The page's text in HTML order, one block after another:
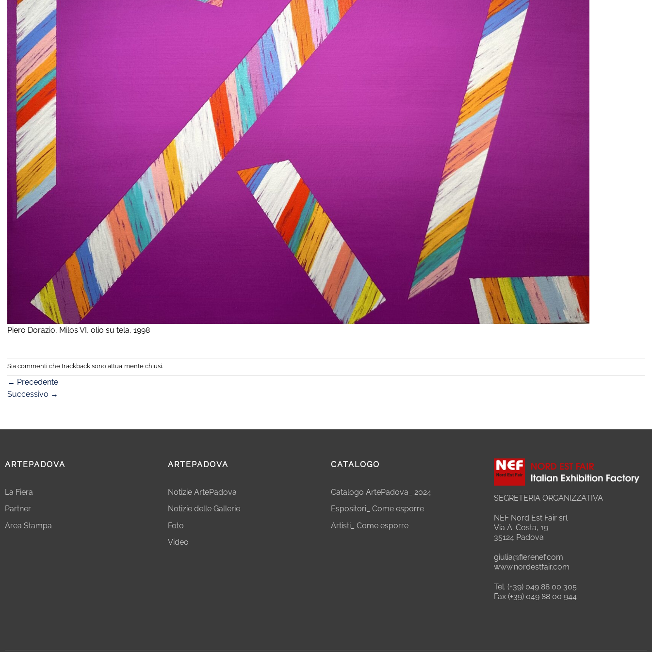
Piero Dorazio, Milos VI, olio su tela, 1998
Sia commenti che trackback sono attualmente chiusi.
← Precedente
Successivo →
ARTEPADOVA
La Fiera
Partner
Area Stampa
ARTEPADOVA
Notizie ArtePadova
Notizie delle Gallerie
Foto
Video
CATALOGO
Catalogo ArtePadova_ 2024
Espositori_ Come esporre
Artisti_ Come esporre
SEGRETERIA ORGANIZZATIVA
NEF Nord Est Fair srl
Via A. Costa, 19
35124 Padova
giulia@fierenef.com
www.nordestfair.com
Tel. (+39) 049 88 00 305
Fax (+39) 049 88 00 944